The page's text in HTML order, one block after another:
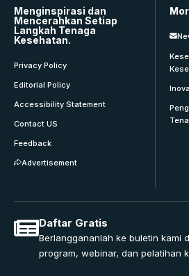
Menginspirasi dan
Mencerahkan Setiap
Langkah Tenaga
Kesehatan.
Privacy Policy
Editorial Policy
Accessibility Statement
Contact US
Feedback
Advertisement
Daftar Gratis
Berlanggananlah ke buletin kami
program, webinar, dan pelatihan